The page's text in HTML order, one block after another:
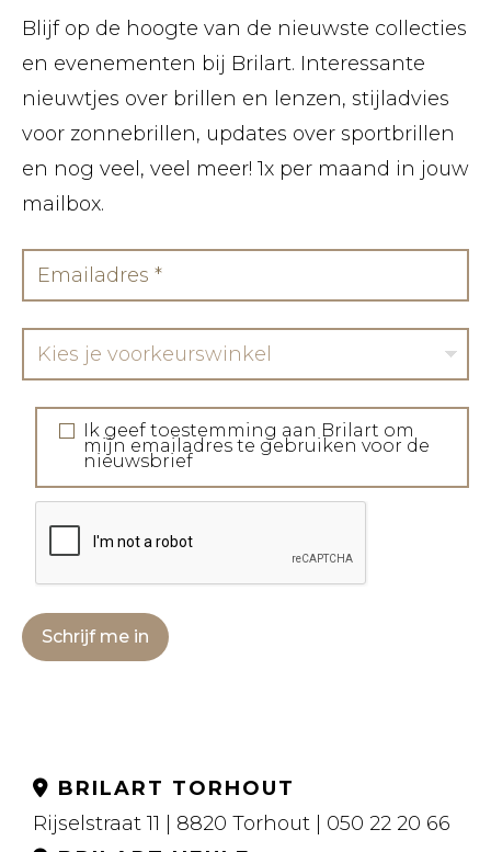
Blijf op de hoogte van de nieuwste collecties
en evenementen bij Brilart. Interessante
nieuwtjes over brillen en lenzen, stijladvies
voor zonnebrillen, updates over sportbrillen
en nog veel, veel meer! 1x per maand in jouw
mailbox.
Kies je voorkeurswinkel
Ik geef toestemming aan Brilart om
mijn emailadres te gebruiken voor de
nieuwsbrief
Schrijf me in
BRILART TORHOUT
Rijselstraat 11 | 8820 Torhout | 050 22 20 66